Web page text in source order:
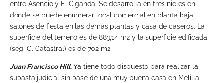
entre Asencio y E. Ciganda. Se desarrolla en tres nieles en
donde se puede enumerar local comercial en planta baja,
salones de fiesta en las demás plantas y casa de caseros. La
superficie del terreno es de 883,14 m2 y la superficie edificada
(seg. C. Catastral) es de 702 m2.
Juan Francisco Hill. Ya tiene todo dispuesto para realizar la
subasta judicial sin base de una muy buena casa en Melilla.